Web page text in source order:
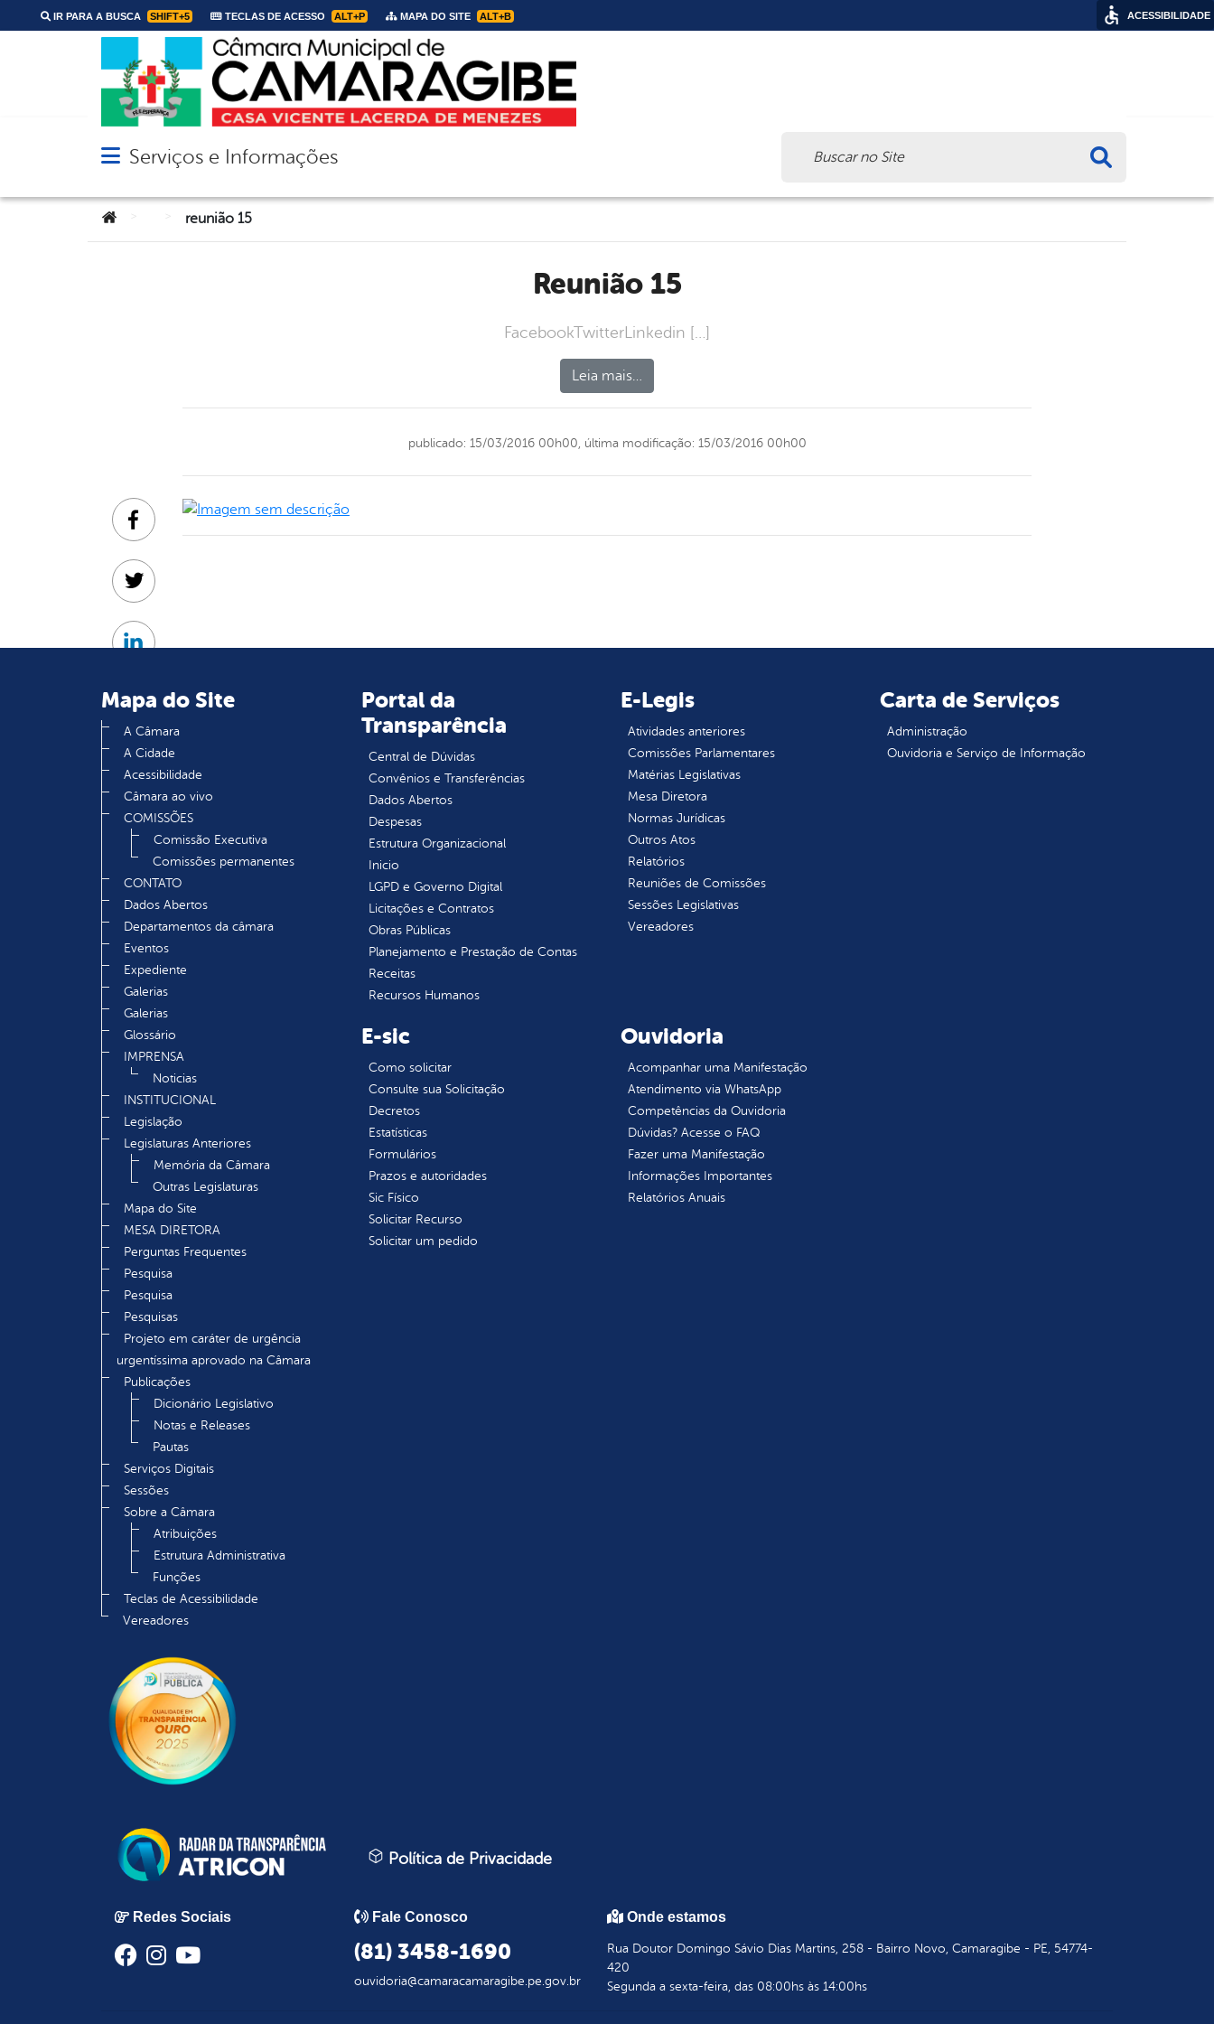
IR PARA A BUSCA SHIFT+5 TECLAS DE ACESSO ALT+P MAPA DO SITE ALT+B
Abrir menu principal de navegação
Serviços e Informações
Você está aqui:reunião 15
reunião 15
FacebookTwitterLinkedin […]
Leia mais…
publicado: 15/03/2016 00h00, última modificação: 15/03/2016 00h00
Facebook
Twitter
Linkedin
Mapa do Site
A Câmara
A Cidade
Acessibilidade
Câmara ao vivo
COMISSÕES
Comissão Executiva
Comissões permanentes
CONTATO
Dados Abertos
Departamentos da câmara
Eventos
Expediente
Galerias
Galerias
Glossário
IMPRENSA
Noticias
INSTITUCIONAL
Legislação
Legislaturas Anteriores
Memória da Câmara
Outras Legislaturas
Mapa do Site
MESA DIRETORA
Perguntas Frequentes
Pesquisa
Pesquisa
Pesquisas
Projeto em caráter de urgência
urgentíssima aprovado na Câmara
Publicações
Dicionário Legislativo
Notas e Releases
Pautas
Serviços Digitais
Sessões
Sobre a Câmara
Atribuições
Estrutura Administrativa
Funções
Teclas de Acessibilidade
Vereadores
Portal da
Transparência
Central de Dúvidas
Convênios e Transferências
Dados Abertos
Despesas
Estrutura Organizacional
Inicio
LGPD e Governo Digital
Licitações e Contratos
Obras Públicas
Planejamento e Prestação de Contas
Receitas
Recursos Humanos
E-Legis
Atividades anteriores
Comissões Parlamentares
Matérias Legislativas
Mesa Diretora
Normas Jurídicas
Outros Atos
Relatórios
Reuniões de Comissões
Sessões Legislativas
Vereadores
Carta de Serviços
Administração
Ouvidoria e Serviço de Informação
E-sic
Como solicitar
Consulte sua Solicitação
Decretos
Estatísticas
Formulários
Prazos e autoridades
Sic Físico
Solicitar Recurso
Solicitar um pedido
Ouvidoria
Acompanhar uma Manifestação
Atendimento via WhatsApp
Competências da Ouvidoria
Dúvidas? Acesse o FAQ
Fazer uma Manifestação
Informações Importantes
Relatórios Anuais
Política de Privacidade
Redes Sociais Fale Conosco
(81) 3458-1690
ouvidoria@camaracamaragibe.pe.gov.br
Onde estamos
Rua Doutor Domingo Sávio Dias Martins, 258 - Bairro Novo, Camaragibe - PE, 54774-
420
Segunda a sexta-feira, das 08:00hs às 14:00hs
ACESSIBILIDADE